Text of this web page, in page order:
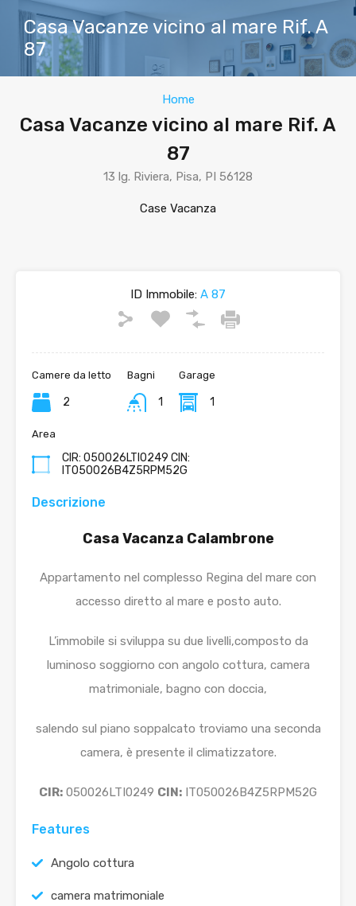
Casa Vacanze vicino al mare Rif. A
87
Home
Casa Vacanze vicino al mare Rif. A
87
13 lg. Riviera, Pisa, PI 56128
Case Vacanza
ID Immobile: A 87
Camere da letto
2
Bagni
1
Garage
1
Area
CIR: 050026LTI0249 CIN:
IT050026B4Z5RPM52G
Descrizione
Casa Vacanza Calambrone
Appartamento nel complesso Regina del mare con
accesso diretto al mare e posto auto.
L’immobile si sviluppa su due livelli,composto da
luminoso soggiorno con angolo cottura, camera
matrimoniale, bagno con doccia,
salendo sul piano soppalcato troviamo una seconda
camera, è presente il climatizzatore.
CIR: 050026LTI0249 CIN: IT050026B4Z5RPM52G
Features
Angolo cottura
camera matrimoniale